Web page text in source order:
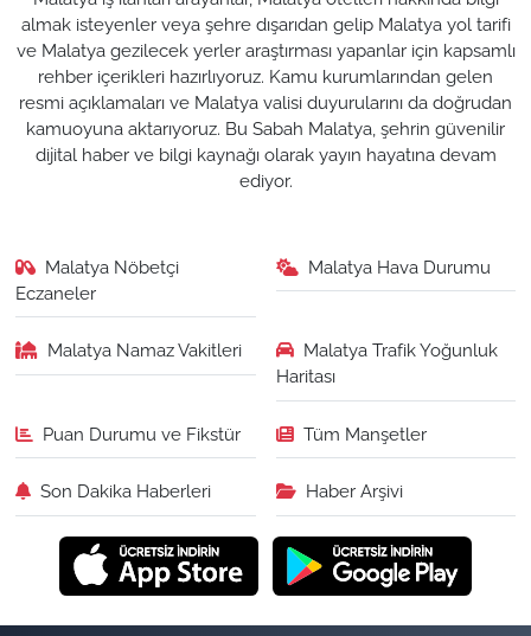
almak isteyenler veya şehre dışarıdan gelip Malatya yol tarifi
ve Malatya gezilecek yerler araştırması yapanlar için kapsamlı
rehber içerikleri hazırlıyoruz. Kamu kurumlarından gelen
resmi açıklamaları ve Malatya valisi duyurularını da doğrudan
kamuoyuna aktarıyoruz. Bu Sabah Malatya, şehrin güvenilir
dijital haber ve bilgi kaynağı olarak yayın hayatına devam
ediyor.
Malatya Nöbetçi
Eczaneler
Malatya Hava Durumu
Malatya Namaz Vakitleri
Malatya Trafik Yoğunluk
Haritası
Puan Durumu ve Fikstür Tüm Manşetler
Son Dakika Haberleri Haber Arşivi